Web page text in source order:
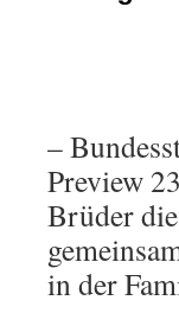
–
Preview
Brüder
in der